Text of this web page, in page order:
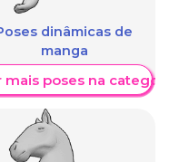
dinâmicas de
manga
mais poses na